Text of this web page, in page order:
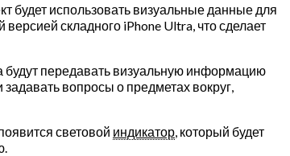
будет использовать визуальные данные для
складного iPhone Ultra, что сделает
будут передавать визуальную информацию
вопросы о предметах вокруг,
световой индикатор, который будет